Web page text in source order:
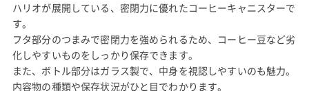
ハリオが展開している、密閉力に優れたコーヒーキャニスターで
す。
フタ部分のつまみで密閉力を強められるため、コーヒー豆など劣
化しやすいものをしっかり保存できます。
また、ボトル部分はガラス製で、中身を視認しやすいのも魅力。
内容物の種類や保存状況がひと目でわかります。